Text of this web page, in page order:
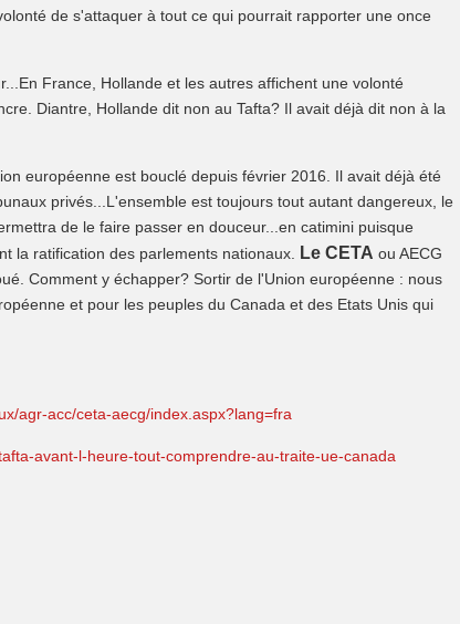
de s'attaquer à tout ce qui pourrait rapporter une once
France, Hollande et les autres affichent une volonté
Diantre, Hollande dit non au Tafta? Il avait déjà dit non à la
européenne est bouclé depuis février 2016. Il avait déjà été
privés...L'ensemble est toujours tout autant dangereux, le
de le faire passer en douceur...en catimini puisque
la ratification des parlements nationaux.
Le CETA ou AECG
Comment y échapper? Sortir de l'Union européenne : nous
et pour les peuples du Canada et des Etats Unis qui
agr-acc/ceta-aecg/index.aspx?lang=fra
avant-l-heure-tout-comprendre-au-traite-ue-canada